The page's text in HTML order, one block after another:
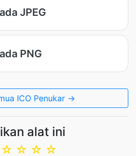
JPEG
PNG
ICO Penukar →
alat ini
☆
☆
☆
☆